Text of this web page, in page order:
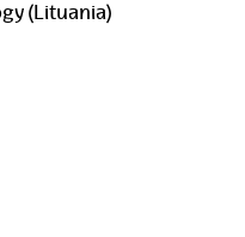
(Lituania)